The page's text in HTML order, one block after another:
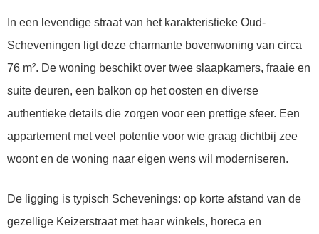
In een levendige straat van het karakteristieke Oud-
Scheveningen ligt deze charmante bovenwoning van circa
76 m². De woning beschikt over twee slaapkamers, fraaie en
suite deuren, een balkon op het oosten en diverse
authentieke details die zorgen voor een prettige sfeer. Een
appartement met veel potentie voor wie graag dichtbij zee
woont en de woning naar eigen wens wil moderniseren.
De ligging is typisch Schevenings: op korte afstand van de
gezellige Keizerstraat met haar winkels, horeca en